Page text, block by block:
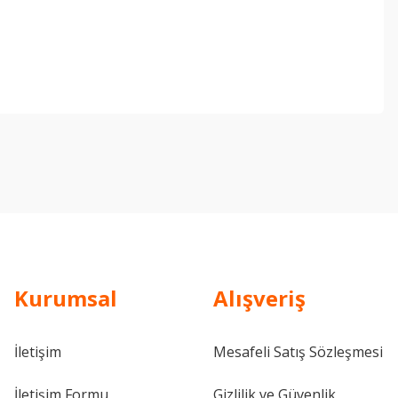
Kurumsal
İletişim
Alışveriş
Mesafeli Satış Sözleşmesi